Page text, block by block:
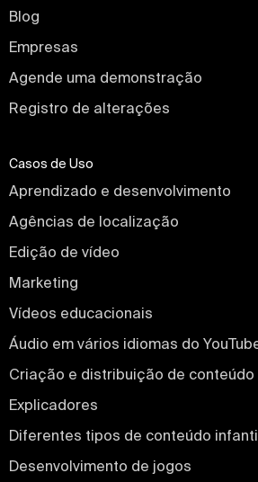
Blog
Empresas
Agende uma demonstração
Registro de alterações
Casos de Uso
Aprendizado e desenvolvimento
Agências de localização
Edição de vídeo
Marketing
Vídeos educacionais
Áudio em vários idiomas do
Criação e distribuição de conteúdo
Explicadores
Diferentes tipos de conteúdo infantil
Desenvolvimento de jogos